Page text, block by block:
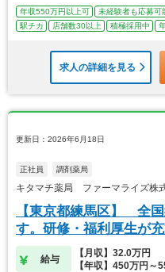
年収550万円以上可 未経験者も応募可
駅チカ
店舗数30以上 積極採用中
求人の詳細を見る
更新日：2026年6月18日
正社員 調剤薬局
キタマチ薬局 ファーマライズ株
【東京都練馬区】 全
す。研修・福利厚生が
給与
【月収】32.0万円
【年収】450万円～